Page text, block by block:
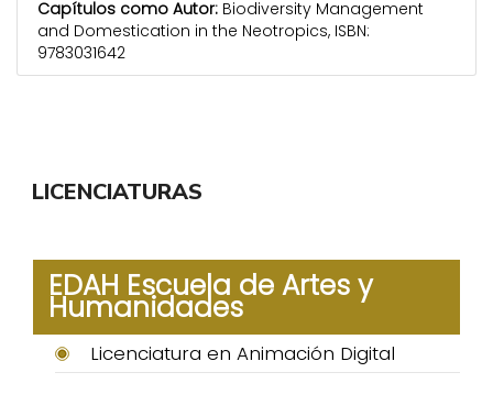
Capítulos como Autor: Biodiversity Management
and Domestication in the Neotropics, ISBN:
9783031642
LICENCIATURAS
EDAH Escuela de Artes y
Humanidades
Licenciatura en Animación Digital